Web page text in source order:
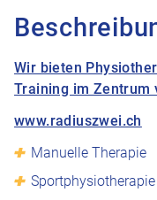
Wir bieten
Training im Zentrum
www.radiuszwei.ch
Manuelle Therapie
Sportphysiotherapie